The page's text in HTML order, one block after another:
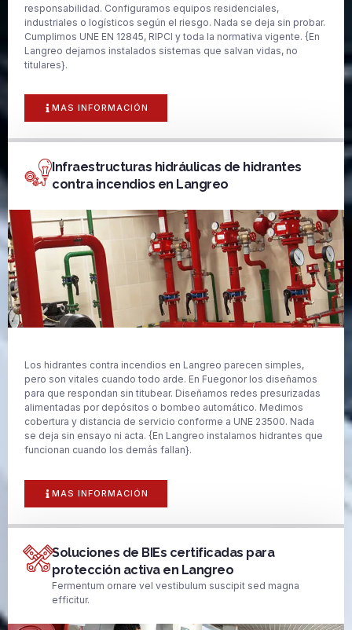
responsabilidad. Configuramos equipos residenciales,
industriales o logísticos según el riesgo. Nada se deja sin probar.
Cumplimos UNE EN 12845, RIPCI y toda la normativa vigente. {En
Langreo dejamos instalados sistemas que salvan vidas, no
titulares}.
MAS INFORMACIÓN
Infraestructuras hidráulicas de hidrantes
contra incendios en Langreo
Los hidrantes contra incendios en Langreo parecen simples,
pero son vitales cuando todo arde. En Fuegonor los diseñamos
para que respondan sin titubear. Diseñamos redes presurizadas
alimentadas por depósitos o bombeo automático. Medimos
cobertura y distancia de servicio conforme a UNE 23500. Nada
se deja sin ensayo ni acta. {En Langreo instalamos hidrantes que
funcionan cuando los demás fallan}.
MAS INFORMACIÓN
Soluciones de BIEs certificadas para
protección activa en Langreo
Fermentum ornare vel vestibulum suscipit sed magna
efficitur.